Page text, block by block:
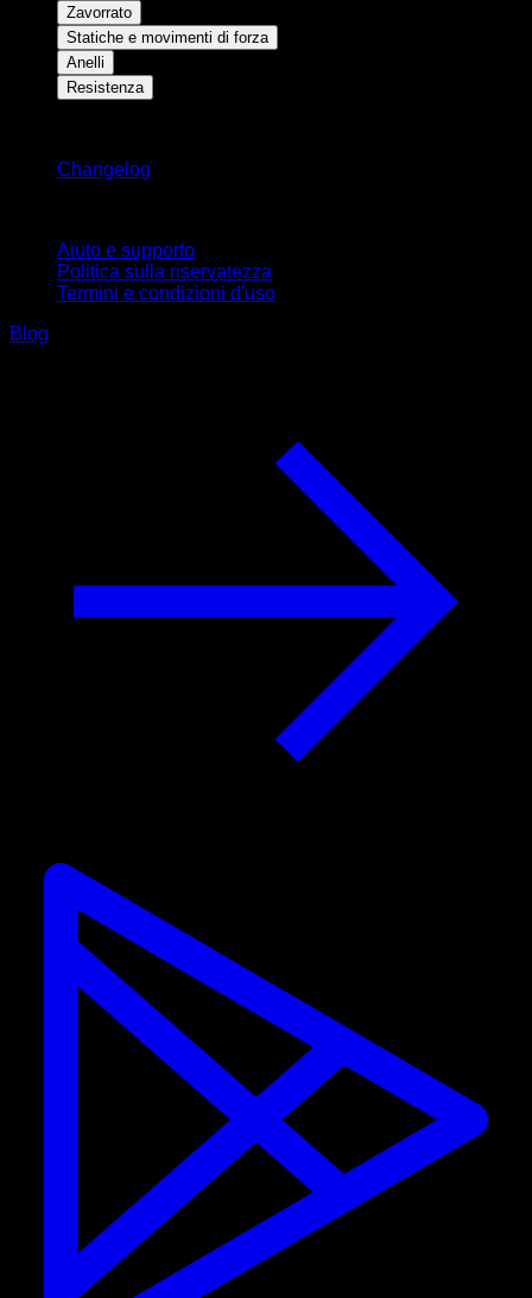
Zavorrato
Statiche e movimenti di forza
Anelli
Resistenza
Changelog
Aiuto e supporto
Politica sulla riservatezza
Termini e condizioni d'uso
Blog